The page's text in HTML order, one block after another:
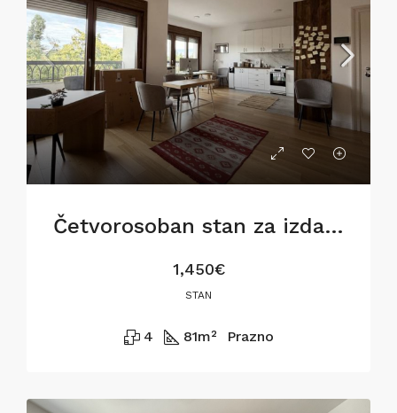
Četvorosoban stan za izdavanje na Dorćolu, 81m2
1,450€
STAN
4 81m² Prazno